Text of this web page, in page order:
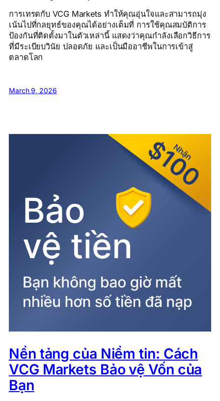
การเทรดกับ VCG Markets ทำให้คุณอุ่นใจและสามารถมุ่ง
เน้นไปที่กลยุทธ์ของคุณได้อย่างเต็มที่ การใช้คุณสมบัติการ
ป้องกันที่ติดตั้งมาในตัวเหล่านี้ แสดงว่าคุณกำลังเลือกวิธีการ
ที่มีระเบียบวินัย ปลอดภัย และเป็นมืออาชีพในการเข้าสู่
ตลาดโลก
March 9, 2026
Nền tảng của Niềm tin: Cách
VCG Markets Bảo vệ Vốn của
Bạn